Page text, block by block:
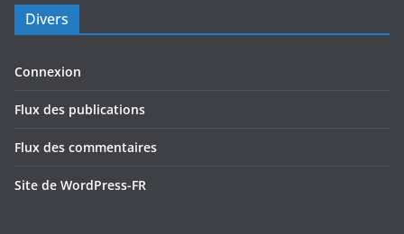
Divers
Connexion
Flux des publications
Flux des commentaires
Site de WordPress-FR